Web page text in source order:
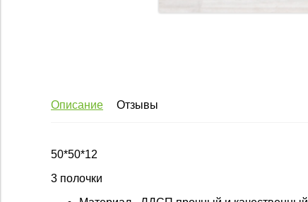
Описание Отзывы
50*50*12
3 полочки